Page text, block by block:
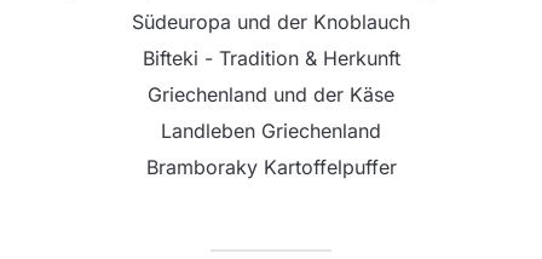
Südeuropa und der Knoblauch
Bifteki - Tradition & Herkunft
Griechenland und der Käse
Landleben Griechenland
Bramboraky Kartoffelpuffer